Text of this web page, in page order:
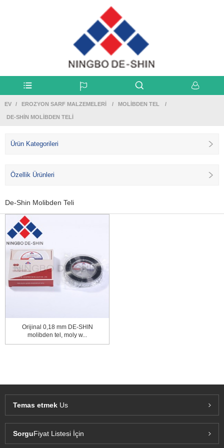
EV EROZYON SARF MALZEMELERI MOLIBDEN TEL
DE-SHIN MOLIBDEN TELI
Ürün Kategorileri
Özellik Ürünleri
De-Shin Molibden Teli
Orijinal 0,18 mm DE-SHIN
molibden tel, moly w...
Temas etmek Us
SorguFiyat Listesi İçin